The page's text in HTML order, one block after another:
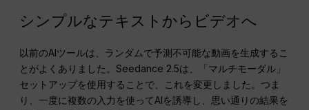
シンプルなテキストからビデオへ
以前のAIツールは、ランダムで予測不可能な動画を生成するこ
とがよくありました。Seedance 2.5は、「マルチモーダル」
セットアップを使用することで、これを変更しました。つま
り、一度に複数の入力を使ってAIを誘導し、思い通りの結果を